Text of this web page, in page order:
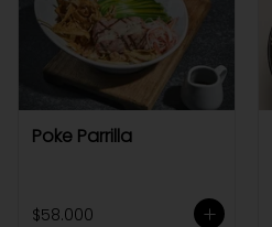
Poke Parrilla
$58.000